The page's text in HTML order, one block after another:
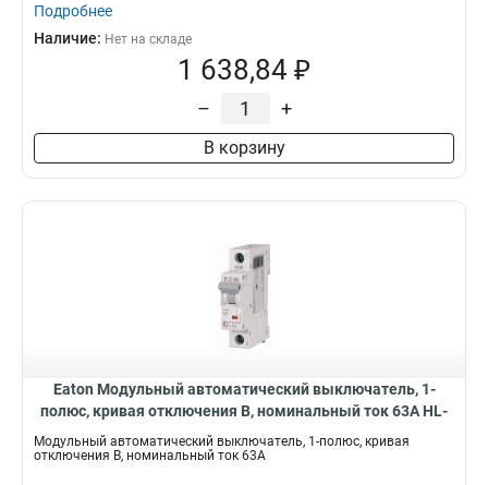
Подробнее
Наличие: Нет на складе
1 638,84 ₽
– +
В корзину
Eaton Модульный автоматический выключатель, 1-
полюс, кривая отключения B, номинальный ток 63А HL-
Модульный автоматический выключатель, 1-полюс, кривая
отключения B, номинальный ток 63А